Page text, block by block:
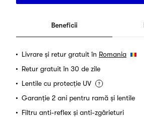
Beneficii
Livrare și retur gratuit în Romania
Retur gratuit în 30 de zile
Lentile cu protecție UV
Garanție 2 ani pentru ramă și lentile
Filtru anti-reflex și anti-zgârieturi